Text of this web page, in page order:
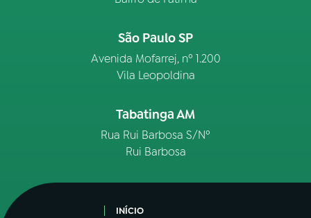
São Paulo SP
Avenida Mofarrej, nº 1.200
Vila Leopoldina
Tabatinga AM
Rua Rui Barbosa S/Nº
Rui Barbosa
INÍCIO